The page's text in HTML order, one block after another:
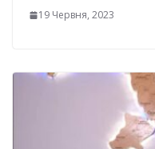
19 Червня, 2023